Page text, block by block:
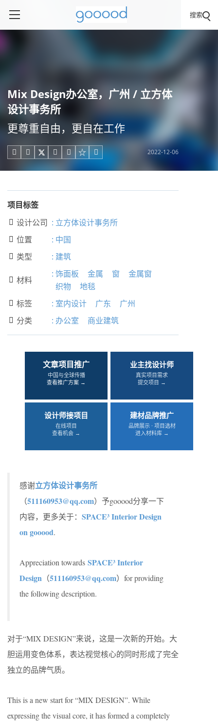
搜索
Mix Design办公室，广州 / 立方体
设计事务所
更尊重自由，更自在工作
     2022-12-06
项目标签
 设计公司 : 立方体设计事务所
 位置 : 中国
 类型 : 建筑
 材料
: 饰面板 金属 窗
金属窗
织物
地毯
 标签 : 室内设计 广东 广州
 分类 : 办公室 商业建筑
文章项目推广
中国与全球传播
查看推广方案 →
业主找设计师
真实项目需求
提交项目 →
设计师接项目
在线项目
查看机会 →
建材品牌推广
品牌展示 · 项目选材
进入材料库 →
感谢立方体设计事务所
（511160953@qq.com）予gooood分享一下
内容，更多关于： SPACE³ Interior Design
on gooood.
Appreciation towards SPACE³ Interior
Design （511160953@qq.com）for providing
the following description.
对于“MIX DESIGN”来说，这是一次新的开始。大
胆运用变色体系，表达视觉核心的同时形成了完全
独立的品牌气质。
This is a new start for “MIX DESIGN”. While
expressing the visual core, it has formed a completely